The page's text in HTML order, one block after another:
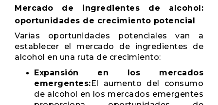
Mercado de ingredientes de alcohol:
oportunidades de crecimiento potencial
Varias oportunidades potenciales van a
establecer el mercado de ingredientes de
alcohol en una ruta de crecimiento:
Expansión en los mercados
emergentes:El aumento del consumo
de alcohol en los mercados emergentes